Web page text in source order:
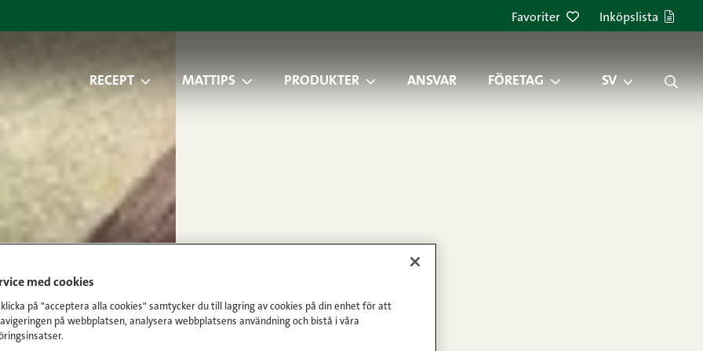
Favoriter Inköpslista
RECEPT MATTIPS PRODUKTER ANSVAR FÖRETAG SV
med cookies
på "acceptera alla cookies" samtycker du till lagring av cookies på din enhet för att
på webbplatsen, analysera webbplatsens användning och bistå i våra